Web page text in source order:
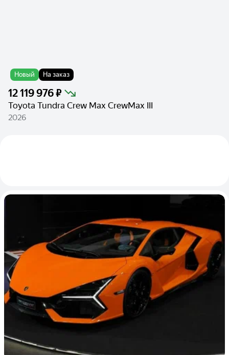
Новый На заказ
12 119 976 ₽
Toyota Tundra Crew Max CrewMax III
2026